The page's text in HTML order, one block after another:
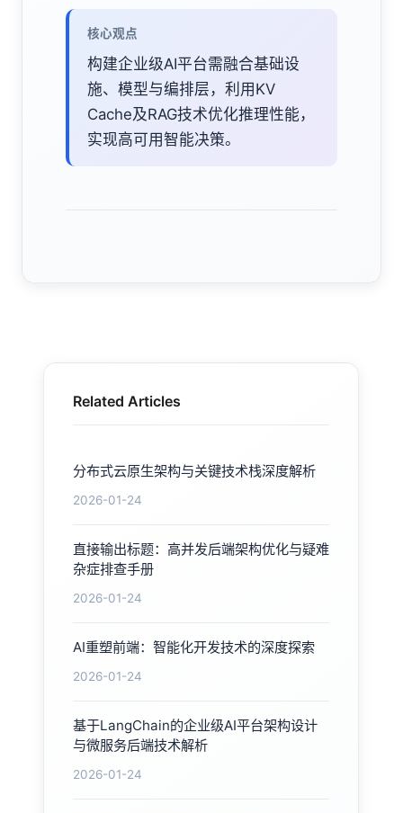
核心观点
构建企业级AI平台需融合基础设
施、模型与编排层，利用KV
Cache及RAG技术优化推理性能，
实现高可用智能决策。
Related Articles
分布式云原生架构与关键技术栈深度解析
2026-01-24
直接输出标题：高并发后端架构优化与疑难
杂症排查手册
2026-01-24
AI重塑前端：智能化开发技术的深度探索
2026-01-24
基于LangChain的企业级AI平台架构设计
与微服务后端技术解析
2026-01-24